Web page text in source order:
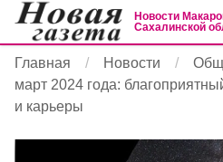
Новости
Сахалинской
Главная Новости
март 2024 года:
и карьеры